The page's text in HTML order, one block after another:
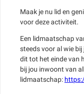
Maak je nu lid en
voor deze activiteit.
Een lidmaatschap
steeds voor al wie
dit tot het einde van
bij jou inwoont van
lidmaatschap: